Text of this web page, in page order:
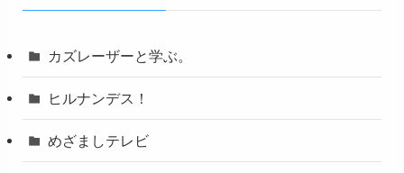
カズレーザーと学ぶ。
ヒルナンデス！
めざましテレビ